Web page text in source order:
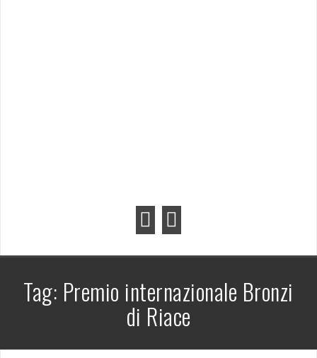
Tag: Premio internazionale Bronzi
di Riace